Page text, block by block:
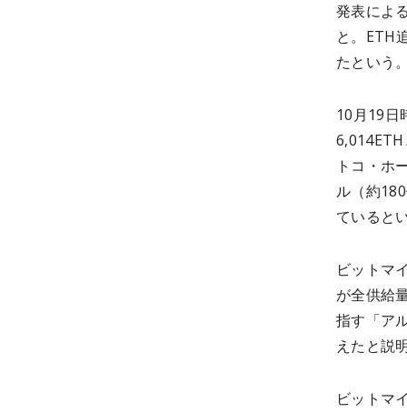
発表によ
と。ETH
たという
10月19日
トコ・ホ
ル（約
ていると
ビットマ
が全供給
指す「ア
えたと説
ビットマ